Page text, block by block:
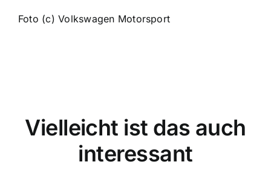
Foto (c) Volkswagen Motorsport
Vielleicht ist das auch
interessant